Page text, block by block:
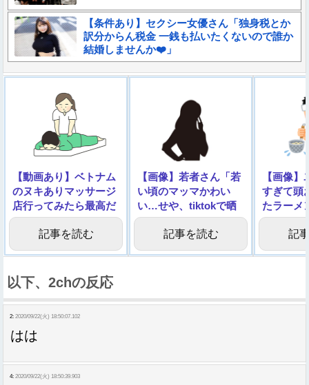
【条件あり】セクシー女優さん「独身税とか
訳分からん税金 一銭も払いたくないので誰か
結婚しませんか❤️」
【動画あり】ベトナム
のヌキありマッサージ
店行ってみたら最高だ
った・・・
記事を読む
【画像】若者さん「若
い頃のマッマかわい
い…せや、tiktokで晒
したろ！」
記事を読む
【画像
すぎて頭
たラーメ
ｗｗｗｗ
記
以下、2chの反応
2: 2020/09/22(火) 18:50:07.102
はは
4: 2020/09/22(火) 18:50:39.903